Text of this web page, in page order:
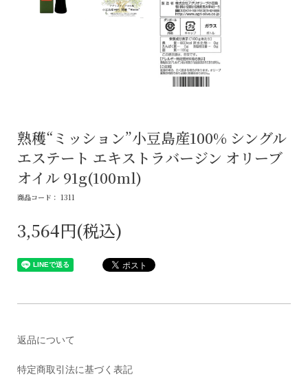
熟穫“ミッション”小豆島産100% シングル
エステート エキストラバージン オリーブ
オイル 91g(100ml)
商品コード： 1311
3,564円(税込)
返品について
特定商取引法に基づく表記